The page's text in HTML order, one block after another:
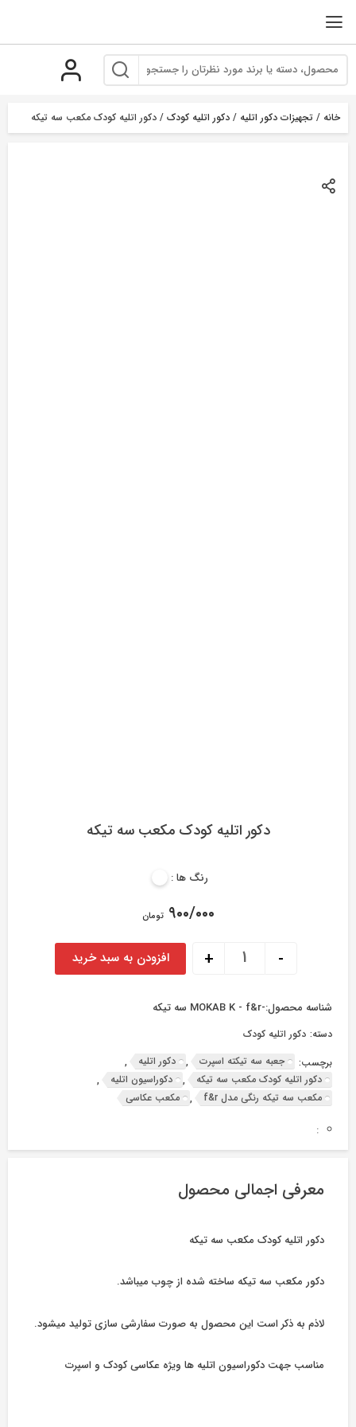
خانه / تجهیزات دکور اتلیه / دکور اتلیه کودک / دکور اتلیه کودک مکعب سه تیکه
دکور اتلیه کودک مکعب سه تیکه
رنگ ها :
۹۰۰/۰۰۰ تومان
دکور اتلیه کودک مکعب سه تیکه عدد
-
+ افزودن به سبد خرید
شناسه محصول:-MOKAB K - f&r سه تیکه
دسته: دکور اتلیه کودک
برچسب:
جعبه سه تیکته اسپرت , دکور اتلیه
,
دکور اتلیه کودک مکعب سه تیکه
, دکوراسیون اتلیه
,
مکعب سه تیکه رنگی مدل f&r
, مکعب عکاسی
:
معرفی اجمالی محصول
دکور اتلیه کودک مکعب سه تیکه
دکور مکعب سه تیکه ساخته شده از چوب میباشد.
لاذم به ذکر است این محصول به صورت سفارشی سازی تولید میشود.
مناسب جهت دکوراسیون اتلیه ها ویژه عکاسی کودک و اسپرت